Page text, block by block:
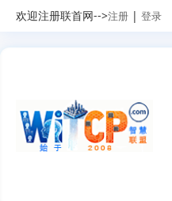
欢迎注册联首网-->注册 | 登录